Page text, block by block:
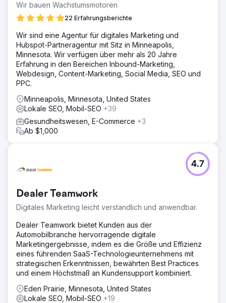
Wir bauen Wachstumsmotoren
22 Erfahrungsberichte
Wir sind eine Agentur für digitales Marketing und
Hubspot-Partneragentur mit Sitz in Minneapolis,
Minnesota. Wir verfügen über mehr als 20 Jahre
Erfahrung in den Bereichen Inbound-Marketing,
Webdesign, Content-Marketing, Social Media, SEO und
PPC.
Minneapolis, Minnesota, United States
Lokale SEO, Mobil-SEO +39
Gesundheitswesen, E-Commerce +3
Ab $1,000
Dealer Teamwork
Digitales Marketing leicht verständlich und anwendbar.
4.7
Dealer Teamwork bietet Kunden aus der
Automobilbranche hervorragende digitale
Marketingergebnisse, indem es die Größe und Effizienz
eines führenden SaaS-Technologieunternehmens mit
strategischen Erkenntnissen, bewährten Best Practices
und einem Höchstmaß an Kundensupport kombiniert.
Eden Prairie, Minnesota, United States
Lokale SEO, Mobil-SEO +19